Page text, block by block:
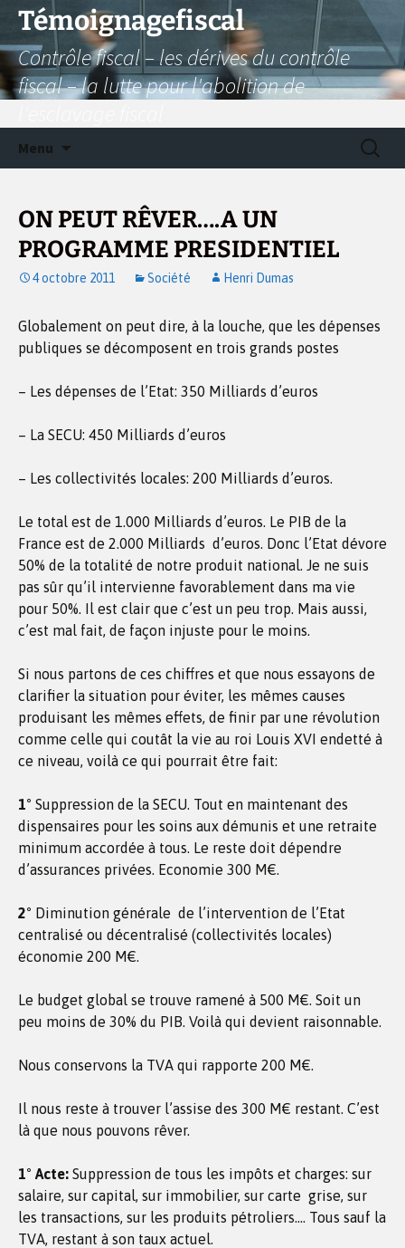
Aller
contenu
Témoignagefiscal
Contrôle fiscal – les dérives du contrôle
fiscal – la lutte pour l'abolition de
Menu
ON PEUT RÊVER….A UN
PROGRAMME PRESIDENTIEL
4 octobre 2011 Société Henri Dumas
Globalement on peut dire, à la louche, que les dépenses
publiques se décomposent en trois grands postes
– Les dépenses de l’Etat: 350 Milliards d’euros
– La SECU: 450 Milliards d’euros
– Les collectivités locales: 200 Milliards d’euros.
Le total est de 1.000 Milliards d’euros. Le PIB de la
France est de 2.000 Milliards d’euros. Donc l’Etat dévore
50% de la totalité de notre produit national. Je ne suis
pas sûr qu’il intervienne favorablement dans ma vie
pour 50%. Il est clair que c’est un peu trop. Mais aussi,
c’est mal fait, de façon injuste pour le moins.
Si nous partons de ces chiffres et que nous essayons de
clarifier la situation pour éviter, les mêmes causes
produisant les mêmes effets, de finir par une révolution
comme celle qui coutât la vie au roi Louis XVI endetté à
ce niveau, voilà ce qui pourrait être fait:
1° Suppression de la SECU. Tout en maintenant des
dispensaires pour les soins aux démunis et une retraite
minimum accordée à tous. Le reste doit dépendre
d’assurances privées. Economie 300 M€.
2° Diminution générale de l’intervention de l’Etat
centralisé ou décentralisé (collectivités locales)
économie 200 M€.
Le budget global se trouve ramené à 500 M€. Soit un
peu moins de 30% du PIB. Voilà qui devient raisonnable.
Nous conservons la TVA qui rapporte 200 M€.
Il nous reste à trouver l’assise des 300 M€ restant. C’est
là que nous pouvons rêver.
1° Acte: Suppression de tous les impôts et charges: sur
salaire, sur capital, sur immobilier, sur carte grise, sur
les transactions, sur les produits pétroliers…. Tous sauf la
TVA, restant à son taux actuel.